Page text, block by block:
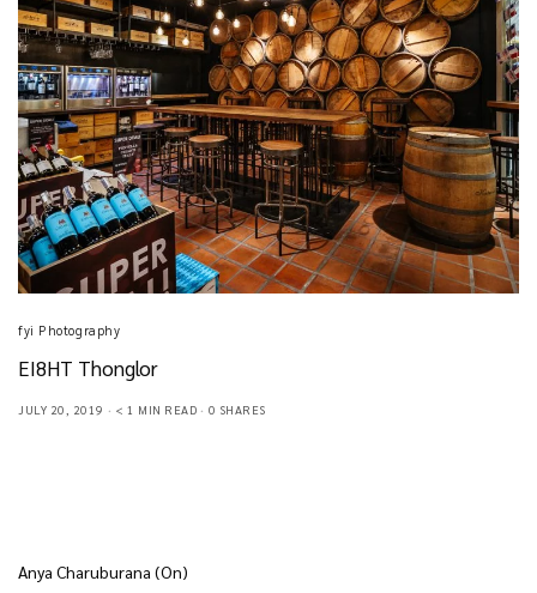
fyi Photography
EI8HT Thonglor
JULY 20, 2019 < 1 MIN READ 0 SHARES
Anya Charuburana (On)